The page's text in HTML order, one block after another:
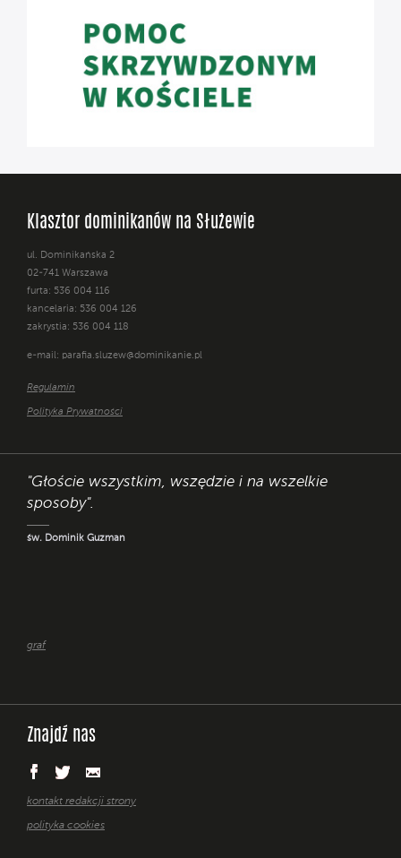
Klasztor dominikanów na Służewie
ul. Dominikańska 2
02-741 Warszawa
furta: 536 004 116
kancelaria: 536 004 126
zakrystia: 536 004 118
e-mail: parafia.sluzew@dominikanie.pl
Regulamin
Polityka Prywatności
"Głoście wszystkim, wszędzie i na wszelkie
sposoby".
św. Dominik Guzman
graf
Znajdź nas
kontakt redakcji strony
polityka cookies